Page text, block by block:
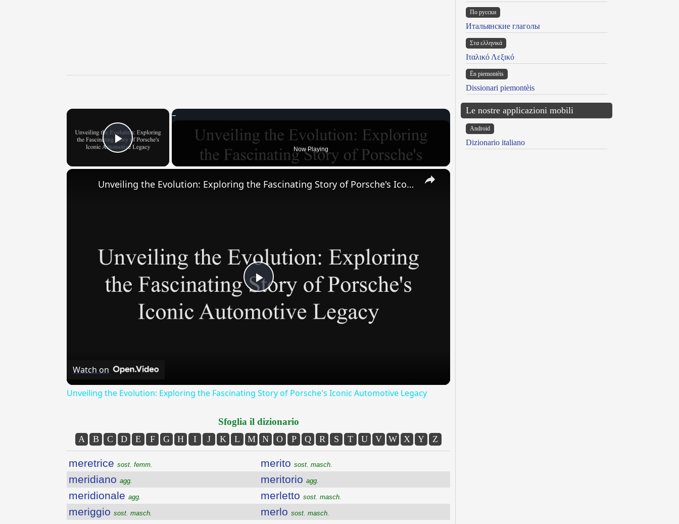
×
Play Video Now Playing
×
Play
Video
Unveiling the Evolution: Exploring the Fascinating Story of Porsche's Iconic Automotive Legacy
Watch on
Unveiling the Evolution: Exploring the Fascinating Story of Porsche's Iconic Automotive Legacy
Sfoglia il dizionario
A B C D E F G H I J K L M N O P Q R S T U V W X Y Z
meretrice sost. femm.
meridiano agg.
meridionale agg.
meriggio sost. masch.
merito sost. masch.
meritorio agg.
merletto sost. masch.
merlo sost. masch.
По русски
Итальянские глаголы
Στα ελληνικά
Ιταλικό Λεξικό
Ën piemontèis
Dissionari piemontèis
Le nostre applicazioni mobili
Android
Dizionario italiano